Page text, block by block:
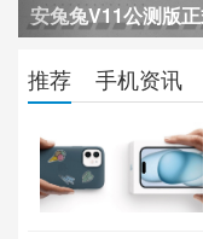
安兔兔V11公测版
推荐 手机资讯